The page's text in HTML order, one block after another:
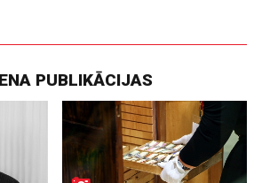
PUBLIKĀCIJAS